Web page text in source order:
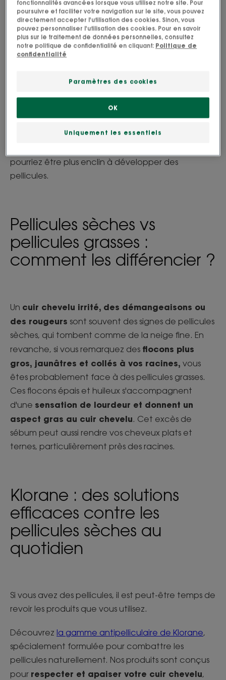
votre cuir chevelu, le rendant plus vulnérable aux
pellicules sèches.
Et si nos pellicules étaient
n'importe qui, les facteurs génétiques peuvent
vous rendre plus susceptible à cette condition. Si
des membres de votre famille ont des
pourriez être plus enclin à développer des
pellicules.
Pellicules sèches vs
pellicules grasses :
comment les différencier ?
Un cuir chevelu irrité, des démangeaisons ou
des rougeurs sont souvent des signes de pellicules
sèches, qui tombent comme de la neige fine. En
revanche, si vous remarquez des flocons plus
gros, jaunâtres et collés à vos racines, vous
êtes probablement face à des pellicules grasses.
Ces flocons épais et huileux s'accompagnent
d'une sensation de lourdeur et donnent un
aspect gras au cuir chevelu. Cet excès de
sébum peut aussi rendre vos cheveux plats et
ternes, particulièrement près des racines.
Klorane : des solutions
efficaces contre les
pellicules sèches au
quotidien
Si vous avez des pellicules, il est peut-être temps de
revoir les produits que vous utilisez.
Découvrez la gamme antipelliculaire de Klorane,
spécialement formulée pour combattre les
pellicules naturellement. Nos produits sont conçus
pour respecter et apaiser votre cuir chevelu,
fonctionnalités avancées lorsque vous utilisez notre site. Pour
poursuivre et faciliter votre navigation sur le site, vous pouvez
directement accepter l'utilisation des cookies. Sinon, vous
pouvez personnaliser l'utilisation des cookies. Pour en savoir
plus sur le traitement de données personnelles, consultez
notre politique de confidentialité en cliquant: Politique de
confidentialité
Paramètres des cookies
Uniquement les essentiels
OK